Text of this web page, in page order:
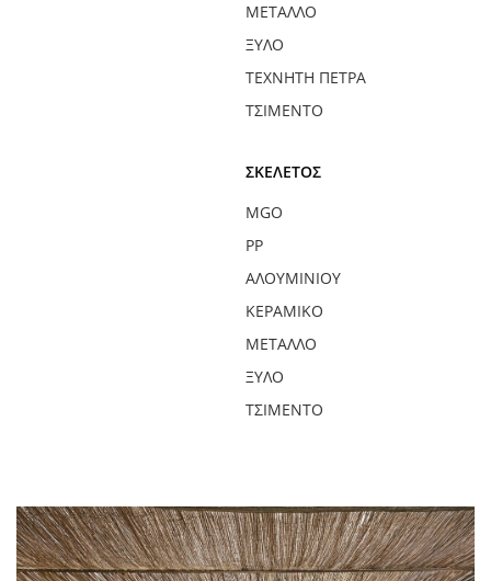
ΜΈΤΑΛΛΟ
ΞΎΛΟ
ΤΕΧΝΗΤΉ ΠΈΤΡΑ
ΤΣΙΜΈΝΤΟ
ΣΚΕΛΕΤΌΣ
MGO
PP
ΑΛΟΥΜΙΝΊΟΥ
ΚΕΡΑΜΙΚΌ
ΜΈΤΑΛΛΟ
ΞΎΛΟ
ΤΣΙΜΈΝΤΟ